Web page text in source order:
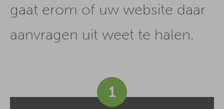
gaat erom of uw website daar
aanvragen uit weet te halen.
1